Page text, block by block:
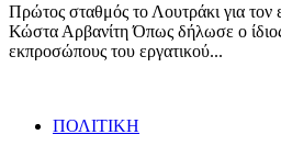
Πρώτος σταθμός το Λουτράκι για
Κώστα Αρβανίτη Όπως δήλωσε ο
εκπροσώπους του εργατικού...
ΠΟΛΙΤΙΚΗ